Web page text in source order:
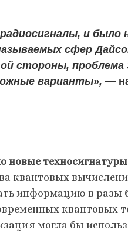
и было
сфер
стороны,
варианты», —
новые
квантовых
информацию в разы
квантовых
могла бы